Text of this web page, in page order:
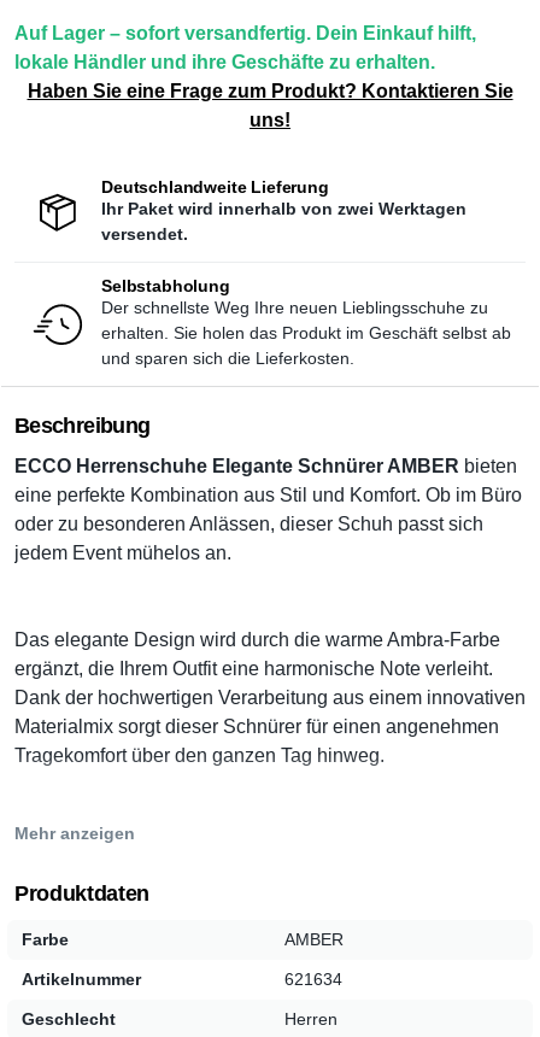
Auf Lager – sofort versandfertig. Dein Einkauf hilft,
lokale Händler und ihre Geschäfte zu erhalten.
Haben Sie eine Frage zum Produkt? Kontaktieren Sie
uns!
Deutschlandweite Lieferung
Ihr Paket wird innerhalb von zwei Werktagen
versendet.
Selbstabholung
Der schnellste Weg Ihre neuen Lieblingsschuhe zu
erhalten. Sie holen das Produkt im Geschäft selbst ab
und sparen sich die Lieferkosten.
Beschreibung
ECCO Herrenschuhe Elegante Schnürer AMBER bieten
eine perfekte Kombination aus Stil und Komfort. Ob im Büro
oder zu besonderen Anlässen, dieser Schuh passt sich
jedem Event mühelos an.
Das elegante Design wird durch die warme Ambra-Farbe
ergänzt, die Ihrem Outfit eine harmonische Note verleiht.
Dank der hochwertigen Verarbeitung aus einem innovativen
Materialmix sorgt dieser Schnürer für einen angenehmen
Tragekomfort über den ganzen Tag hinweg.
Egal, ob Sie ihn zu einer schicken Hose oder einer legeren
edle Anmutung. Gönnen Sie sich den luxuriösen Komfort
von ECCO und machen Sie jeden Schritt zur Freude.
Elegantes Design:
Perfekt für formelle und gehobene
Mehr anzeigen
Produktdaten
Farbe AMBER
Artikelnummer 621634
Geschlecht Herren